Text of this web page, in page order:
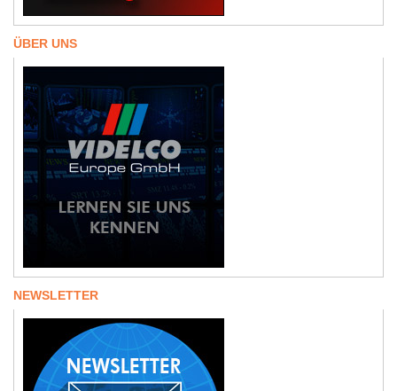
ÜBER UNS
NEWSLETTER